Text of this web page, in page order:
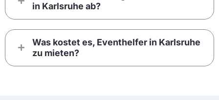
in Karlsruhe ab?
Was kostet es, Eventhelfer in Karlsruhe
zu mieten?